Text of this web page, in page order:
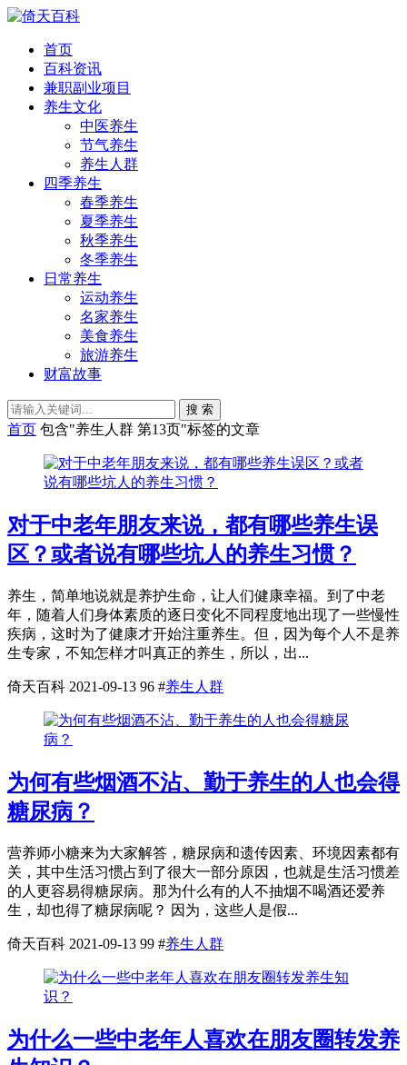
首页
百科资讯
兼职副业项目
养生文化
中医养生
节气养生
养生人群
四季养生
春季养生
夏季养生
秋季养生
冬季养生
日常养生
运动养生
名家养生
美食养生
旅游养生
财富故事
搜 索
首页 包含"养生人群 第13页"标签的文章
对于中老年朋友来说，都有哪些养生误
区？或者说有哪些坑人的养生习惯？
养生，简单地说就是养护生命，让人们健康幸福。到了中老
年，随着人们身体素质的逐日变化不同程度地出现了一些慢性
疾病，这时为了健康才开始注重养生。但，因为每个人不是养
生专家，不知怎样才叫真正的养生，所以，出...
倚天百科 2021-09-13 96 #养生人群
为何有些烟酒不沾、勤于养生的人也会得
糖尿病？
营养师小糖来为大家解答，糖尿病和遗传因素、环境因素都有
关，其中生活习惯占到了很大一部分原因，也就是生活习惯差
的人更容易得糖尿病。那为什么有的人不抽烟不喝酒还爱养
生，却也得了糖尿病呢？ 因为，这些人是假...
倚天百科 2021-09-13 99 #养生人群
为什么一些中老年人喜欢在朋友圈转发养